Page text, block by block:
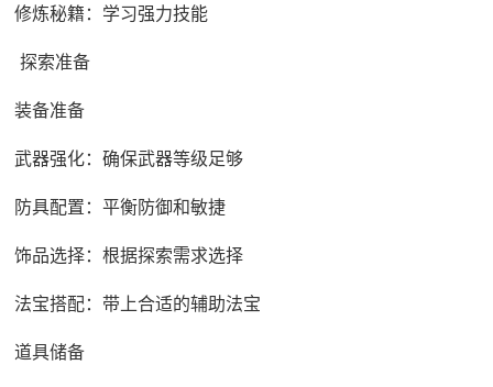
修炼秘籍：学习强力技能
探索准备
装备准备
武器强化：确保武器等级足够
防具配置：平衡防御和敏捷
饰品选择：根据探索需求选择
法宝搭配：带上合适的辅助法宝
道具储备